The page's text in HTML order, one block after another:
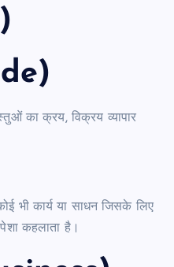
का क्रय, विक्रय व्यापार
भी कार्य या साधन जिसके लिए
कहलाता है।